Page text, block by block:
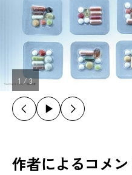
1 /3
作者によるコメン